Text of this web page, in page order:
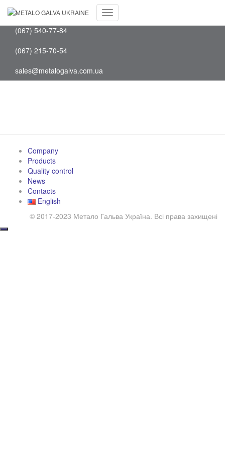
(097) 202-75-88
(067) 540-77-84
(067) 215-70-54
sales@metalogalva.com.ua
Toggle
Company
Products
Quality control
News
Contacts
English
© 2017-2023 Метало Гальва Україна. Всі права захищені